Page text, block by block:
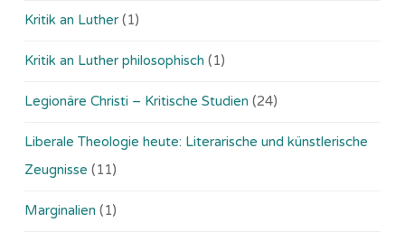
Kritik an Luther (1)
Kritik an Luther philosophisch (1)
Legionäre Christi – Kritische Studien (24)
Liberale Theologie heute: Literarische und künstlerische
Zeugnisse (11)
Marginalien (1)